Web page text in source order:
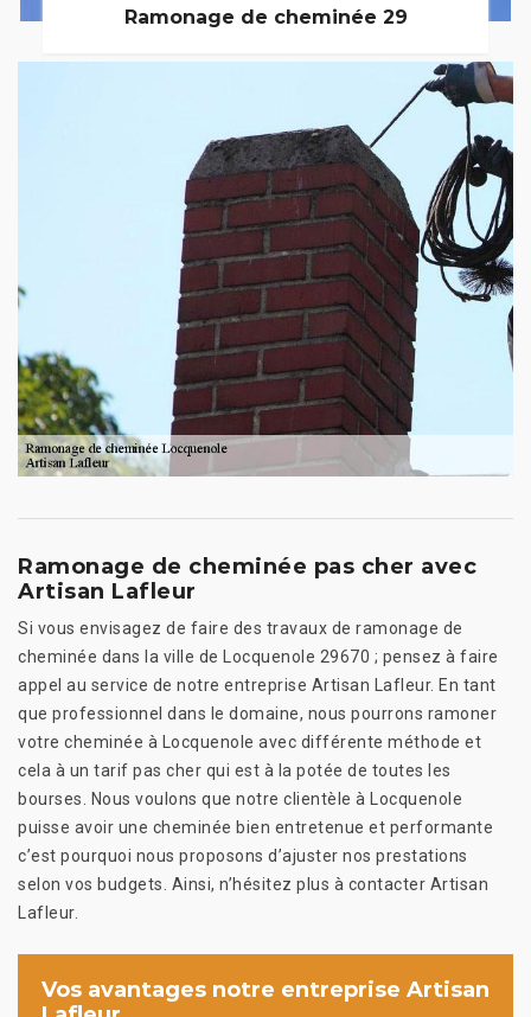
Ramonage de cheminée 29
Ramonage de cheminée pas cher avec
Artisan Lafleur
Si vous envisagez de faire des travaux de ramonage de
cheminée dans la ville de Locquenole 29670 ; pensez à faire
appel au service de notre entreprise Artisan Lafleur. En tant
que professionnel dans le domaine, nous pourrons ramoner
votre cheminée à Locquenole avec différente méthode et
cela à un tarif pas cher qui est à la potée de toutes les
bourses. Nous voulons que notre clientèle à Locquenole
puisse avoir une cheminée bien entretenue et performante
c’est pourquoi nous proposons d’ajuster nos prestations
selon vos budgets. Ainsi, n’hésitez plus à contacter Artisan
Lafleur.
Vos avantages notre entreprise Artisan